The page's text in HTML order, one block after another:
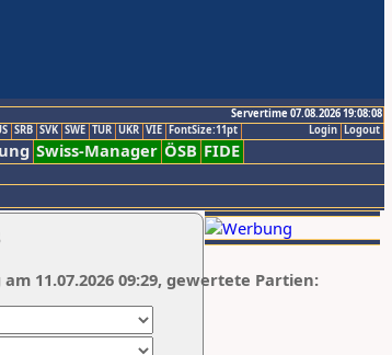
Servertime 07.08.2026 19:08:08
Logout
Login
SRB SVK SWE TUR UKR VIE FontSize:11pt
Swiss-Manager ÖSB FIDE
11.07.2026 09:29, gewertete Partien: